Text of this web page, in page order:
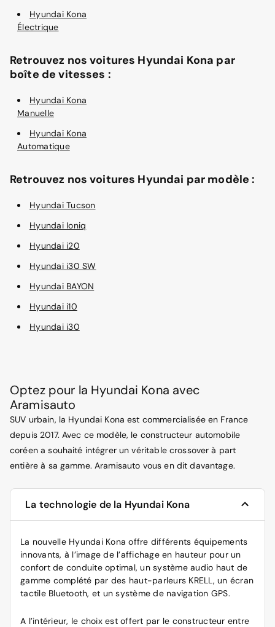
Hyundai Kona
Électrique
Retrouvez nos voitures Hyundai Kona par
boîte de vitesses :
Hyundai Kona
Manuelle
Hyundai Kona
Automatique
Retrouvez nos voitures Hyundai par modèle :
Hyundai Tucson
Hyundai Ioniq
Hyundai i20
Hyundai i30 SW
Hyundai BAYON
Hyundai i10
Hyundai i30
Optez pour la Hyundai Kona avec
Aramisauto
SUV urbain, la Hyundai Kona est commercialisée en France
depuis 2017. Avec ce modèle, le constructeur automobile
coréen a souhaité intégrer un véritable crossover à part
entière à sa gamme. Aramisauto vous en dit davantage.
La technologie de la Hyundai Kona
La nouvelle Hyundai Kona offre différents équipements
innovants, à l’image de l’affichage en hauteur pour un
confort de conduite optimal, un système audio haut de
gamme complété par des haut-parleurs KRELL, un écran
tactile Bluetooth, et un système de navigation GPS.
A l’intérieur, le choix est offert par le constructeur entre